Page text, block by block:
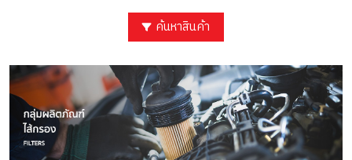
ค้นหาสินค้า